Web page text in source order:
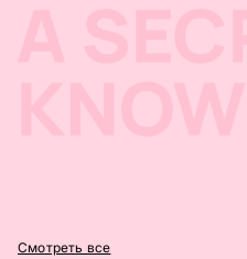
Смотреть все